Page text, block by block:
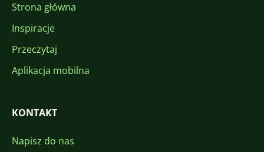
Strona główna
Inspiracje
Przeczytaj
Aplikacja mobilna
KONTAKT
Napisz do nas